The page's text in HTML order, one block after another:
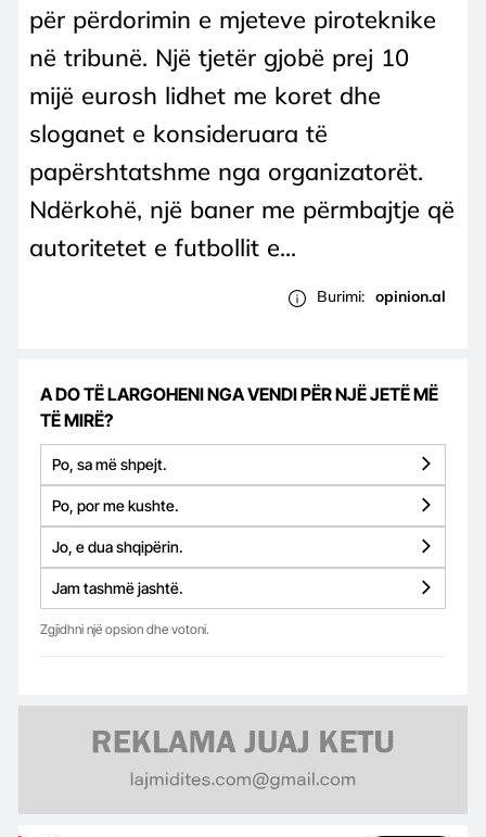
për përdorimin e mjeteve piroteknike
në tribunë. Një tjetër gjobë prej 10
mijë eurosh lidhet me koret dhe
sloganet e konsideruara të
papërshtatshme nga organizatorët.
Ndërkohë, një baner me përmbajtje që
autoritetet e futbollit e...
Burimi: opinion.al
A DO TË LARGOHENI NGA VENDI PËR NJË JETË MË
TË MIRË?
Po, sa më shpejt.
Po, por me kushte.
Jo, e dua shqipërin.
Jam tashmë jashtë.
Zgjidhni një opsion dhe votoni.